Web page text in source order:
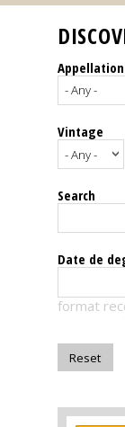
Our
events
Spirits
Tasting
reviews
The
Appellation
Vintage
Search
Date de
format